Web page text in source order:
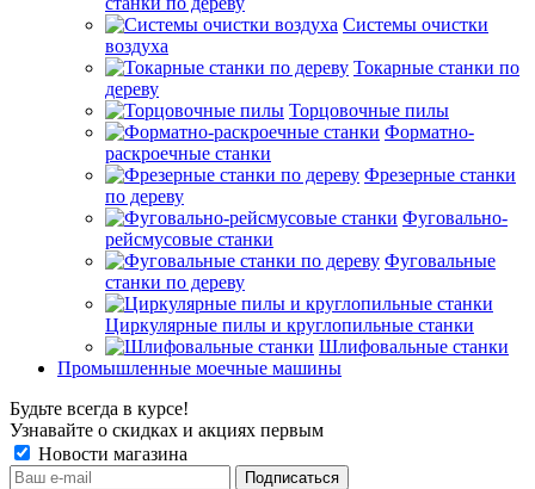
Системы очистки
воздуха
Токарные станки по
дереву
Торцовочные пилы
Форматно-
раскроечные станки
Фрезерные станки
по дереву
Фуговально-
рейсмусовые станки
Фуговальные
станки по дереву
Циркулярные пилы и круглопильные станки
Шлифовальные станки
Промышленные моечные машины
Будьте всегда в курсе!
Узнавайте о скидках и акциях первым
Новости магазина